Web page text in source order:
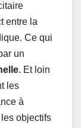
entre la
Ce qui
un
. Et loin
les
à
les objectifs